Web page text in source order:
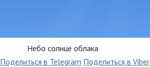
Небо солнце облака
Поделиться в Telegram Поделиться в Viber